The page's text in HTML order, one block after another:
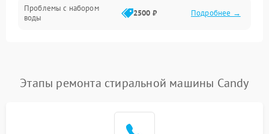
Проблемы с набором
воды
2500 ₽ Подробнее →
Замена платы управления Подробнее →
Этапы ремонта стиральной машины Candy